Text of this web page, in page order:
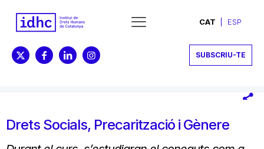
CAT ESP
SUBSCRIU-TE
Drets Socials, Precarització i Gènere